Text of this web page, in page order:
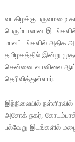
வடகிழக்கு பருவமழை
பெரும்பாலான
மாவட்டங்களில் அதிக
தமிழகத்தில் இன்று
சென்னை வானிலை
தெரிவித்துள்ளார்.
இந்நிலையில்
அசோக் நகர்,
பல்வேறு இடங்களில்